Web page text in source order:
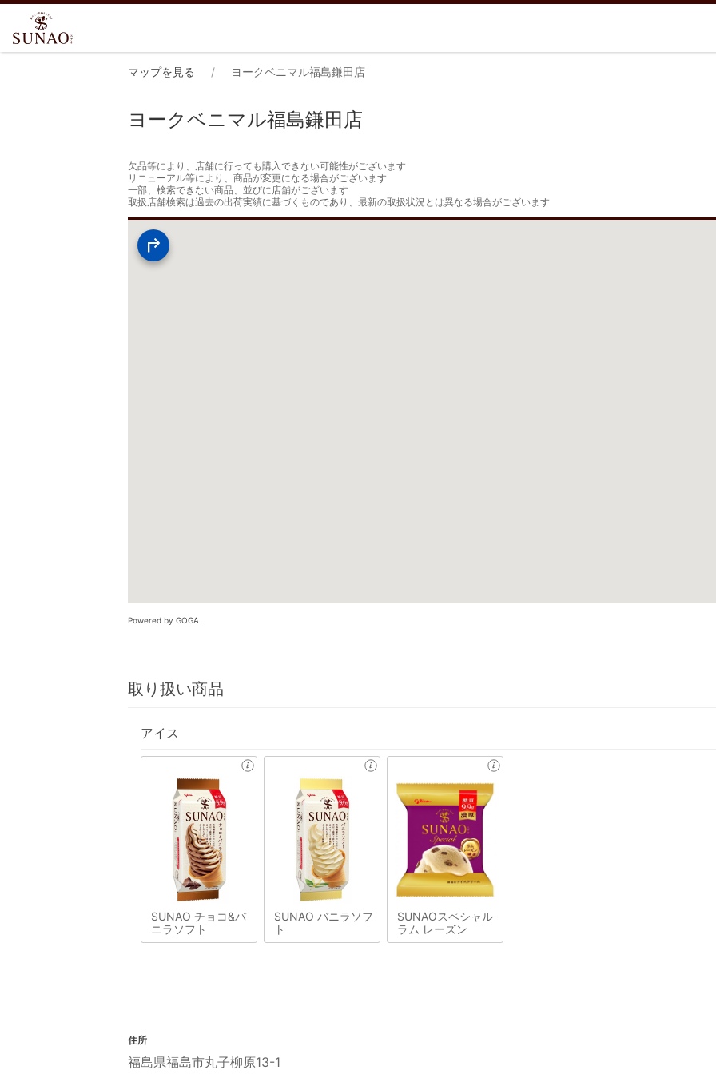
マップを見る ヨークベニマル福島鎌田店
ヨークベニマル福島鎌田店
欠品等により、店舗に行っても購入できない可能性がございます
リニューアル等により、商品が変更になる場合がございます
一部、検索できない商品、並びに店舗がございます
取扱店舗検索は過去の出荷実績に基づくものであり、最新の取扱状況とは異なる場合がございます
Powered by GOGA
取り扱い商品
アイス
SUNAO チョコ&バ
ニラソフト
SUNAO バニラソフ
ト
SUNAOスペシャル
ラム レーズン
住所
福島県福島市丸子柳原13-1